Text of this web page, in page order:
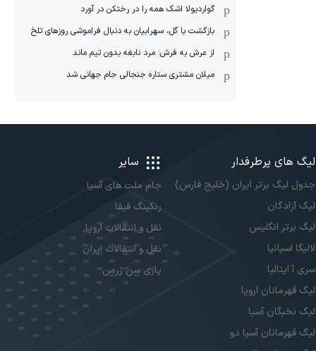
گواردیولا اشک همه را در رختکن در آورد
بازگشت با گل، سهرابیان به دنبال فراموشی روزهای تلخ
از عرش به فرش: مرد نابغه‌ بدون تیم ماند
میلان مشتری ستاره جنجالی جام جهانی شد
لیگ های پرطرفدار
جدول لیگ برتر ایران (خلیج فارس)
لیگ آزادگان
لیگ برتر انگلیس
لالیگا اسپانیا
سری آ ایتالیا
لیگ قهرمانان اروپا
لیگ نخبگان آسیا
لیگ قهرمانان آسیا دو
سایر
جام ملت های آسیا
رنکینگ فیفا
نقل و انتقالات اروپا
نقل و انتقالات ایران
پاری سن ژرمن